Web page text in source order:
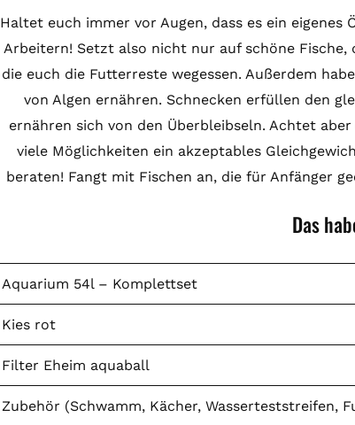
Haltet euch immer vor Augen, dass es ein
Arbeitern! Setzt also nicht nur auf schöne
die euch die Futterreste wegessen. Außerdem
von Algen ernähren. Schnecken erfüllen den
ernähren sich von den Überbleibseln. Achtet
viele Möglichkeiten ein akzeptables
beraten! Fangt mit Fischen an, die für Anfänger
Das
Aquarium 54l – Komplettset
Kies rot
Filter Eheim aquaball
Zubehör (Schwamm, Kächer, Wasserteststreifen,